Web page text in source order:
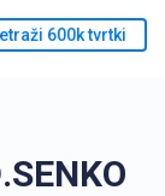
600k tvrtki